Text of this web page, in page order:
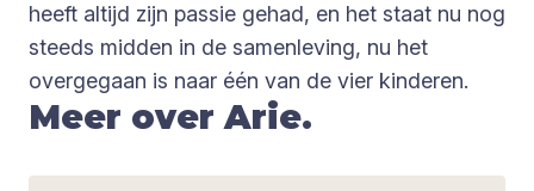
heeft altijd zijn passie gehad, en het staat nu nog
steeds midden in de samenleving, nu het
overgegaan is naar één van de vier kinderen.
Meer over Arie.